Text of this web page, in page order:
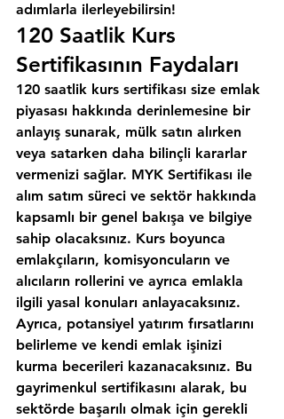
adımlarla ilerleyebilirsin!
120 Saatlik Kurs
Sertifikasının Faydaları
120 saatlik kurs sertifikası size emlak
piyasası hakkında derinlemesine bir
anlayış sunarak, mülk satın alırken
veya satarken daha bilinçli kararlar
vermenizi sağlar. MYK Sertifikası ile
alım satım süreci ve sektör hakkında
kapsamlı bir genel bakışa ve bilgiye
sahip olacaksınız. Kurs boyunca
emlakçıların, komisyoncuların ve
alıcıların rollerini ve ayrıca emlakla
ilgili yasal konuları anlayacaksınız.
Ayrıca, potansiyel yatırım fırsatlarını
belirleme ve kendi emlak işinizi
kurma becerileri kazanacaksınız. Bu
gayrimenkul sertifikasını alarak, bu
sektörde başarılı olmak için gerekli